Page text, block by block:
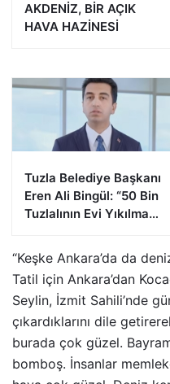
AKDENİZ, BİR AÇIK
HAVA HAZİNESİ
Tuzla Belediye Başkanı
Eren Ali Bingül: “50 Bin
Tuzlalının Evi Yıkılma
“Keşke Ankara’da da
Tatil için Ankara’dan
Seylin, İzmit Sahili’nde
çıkardıklarını dile
burada çok güzel.
bomboş. İnsanlar